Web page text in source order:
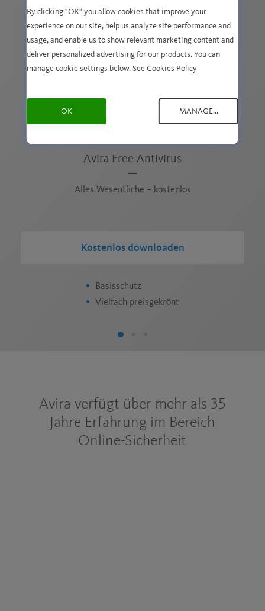
Aktivitäten, Daten, Software und Onlinekonten.
Avira Free Antivirus
Alles Wesentliche – kostenlos
Kostenlos downloaden
Basisschutz
Vielfach preisgekrönt
Avira verfügt über mehr als 35
Jahre Erfahrung im Bereich
Online-Sicherheit
By clicking "OK" you allow cookies that improve your
experience on our site, help us analyze site performance and
usage, and enable us to show relevant marketing content and
deliver personalized advertising for our products. You can
manage cookie settings below. See Cookies Policy
OK MANAGE...